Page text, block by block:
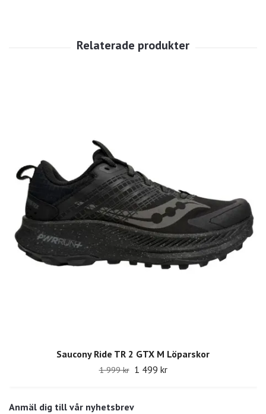
Anmäl dig till vår nyhetsbrev
Saucony Ride TR 2 GTX M Löparskor
1 999 kr 1 499 kr